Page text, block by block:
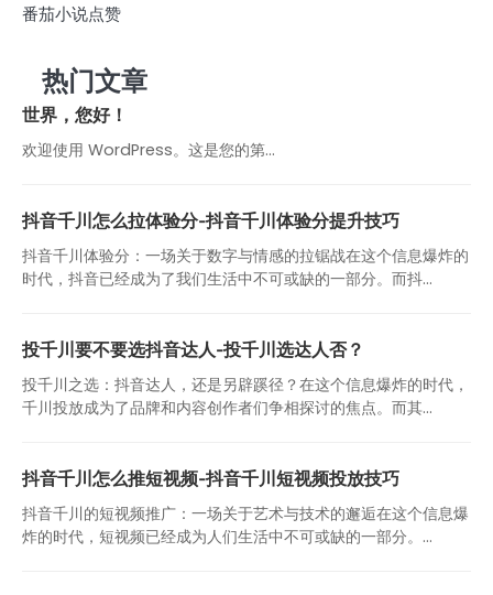
番茄小说点赞
热门文章
世界，您好！
欢迎使用 WordPress。这是您的第…
抖音千川怎么拉体验分-抖音千川体验分提升技巧
抖音千川体验分：一场关于数字与情感的拉锯战在这个信息爆炸的
时代，抖音已经成为了我们生活中不可或缺的一部分。而抖...
投千川要不要选抖音达人-投千川选达人否？
投千川之选：抖音达人，还是另辟蹊径？在这个信息爆炸的时代，
千川投放成为了品牌和内容创作者们争相探讨的焦点。而其...
抖音千川怎么推短视频-抖音千川短视频投放技巧
抖音千川的短视频推广：一场关于艺术与技术的邂逅在这个信息爆
炸的时代，短视频已经成为人们生活中不可或缺的一部分。...